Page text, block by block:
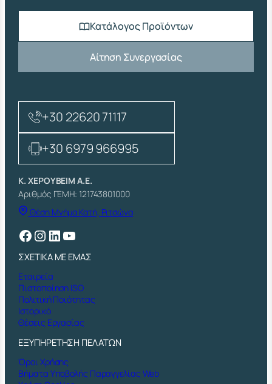
Ρ
Β
Α
Κ
Α
Ι
Ε
Λ
Α
Τ
Η
I
O
X
π
ο
σ
ό
η
τ
Κατάλογος Προϊόντων
Αίτηση Συνεργασίας
+30 22620 71117
+30 6979 966995
Κ. ΧΕΡΟΥΒΕΙΜ Α.Ε.
Αριθμός ΓΕΜΗ: 121743801000
Θέση Μνήμα Κατή, Ριτσώνα
Facebook Instagram Linkedin YouTube
ΣΧΕΤΙΚΑ ΜΕ ΕΜΑΣ
Εταιρεία
Πιστοποίηση ISO
Πολιτική Ποιότητας
Ιστορικό
Θέσεις Εργασίας
ΕΞΥΠΗΡΕΤΗΣΗ ΠΕΛΑΤΩΝ
Όροι Χρήσης
Βήματα Υποβολής Παραγγελίας Web